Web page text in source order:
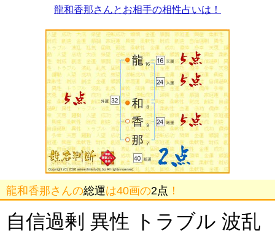
龍和香那さんとお相手の相性占いは！
龍和香那さんの総運は40画の2点 ！
自信過剰 異性 トラブル 波乱